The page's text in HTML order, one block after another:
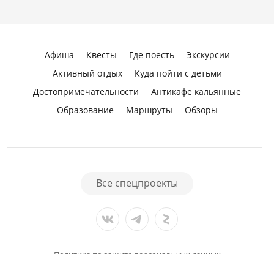
Афиша Квесты Где поесть
Экскурсии
Активный отдых
Куда пойти с детьми
Достопримечательности
Антикафе кальянные
Образование
Маршруты Обзоры
Все спецпроекты